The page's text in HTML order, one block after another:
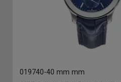
019740-40 mm mm